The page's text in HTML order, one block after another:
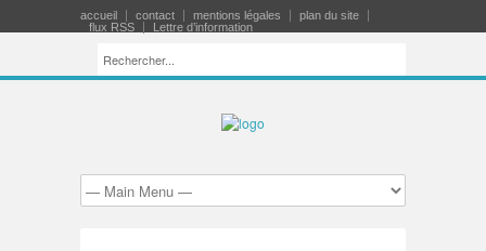
accueil contact mentions légales
plan du site
flux RSS
Lettre d’information